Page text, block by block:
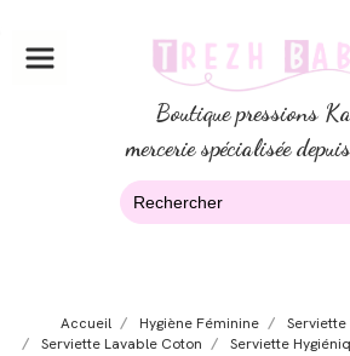
Boutique pressions
mercerie spécialisée
Accueil Hygiène Féminine
Serviette Lavable Coton
Serviette